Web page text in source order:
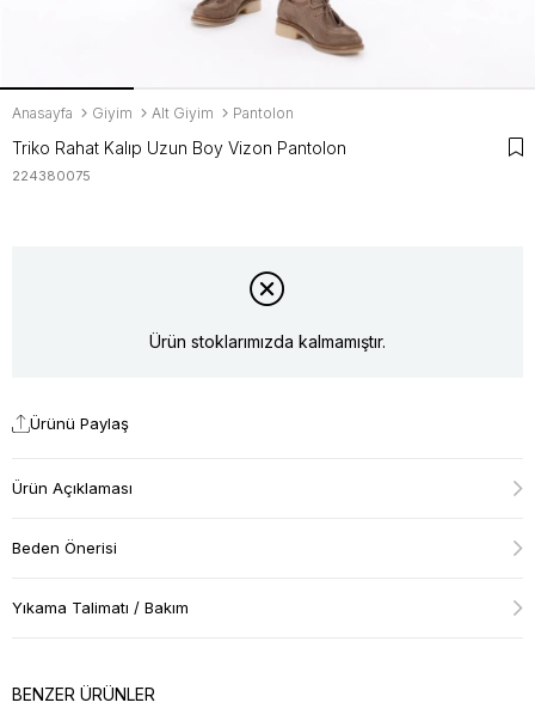
Anasayfa Giyim Alt Giyim Pantolon
Triko Rahat Kalıp Uzun Boy Vizon Pantolon
224380075
Ürün stoklarımızda kalmamıştır.
Ürünü Paylaş
Ürün Açıklaması
Beden Önerisi
Yıkama Talimatı / Bakım
BENZER ÜRÜNLER